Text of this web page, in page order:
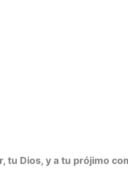
tu Dios, y a tu prójimo